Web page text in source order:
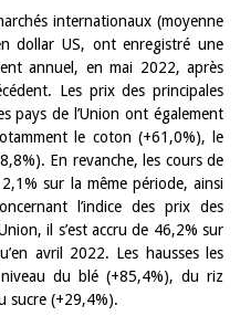
internationaux (moyenne
dollar US, ont enregistré une
annuel, en mai 2022, après
Les prix des principales
pays de l’Union ont également
le coton (+61,0%), le
En revanche, les cours de
sur la même période, ainsi
l’indice des prix des
il s’est accru de 46,2% sur
avril 2022. Les hausses les
du blé (+85,4%), du riz
sucre (+29,4%).